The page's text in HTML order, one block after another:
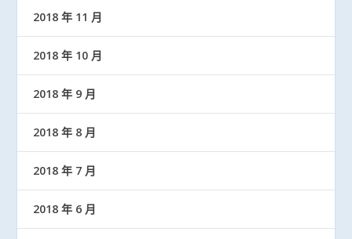
2018 年 11 月
2018 年 10 月
2018 年 9 月
2018 年 8 月
2018 年 7 月
2018 年 6 月